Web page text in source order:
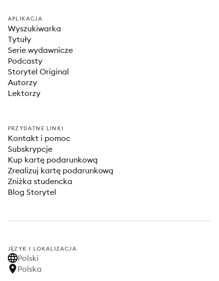
APLIKACJA
Wyszukiwarka
Tytuły
Serie wydawnicze
Podcasty
Storytel Original
Autorzy
Lektorzy
PRZYDATNE LINKI
Kontakt i pomoc
Subskrypcje
Kup kartę podarunkową
Zrealizuj kartę podarunkową
Zniżka studencka
Blog Storytel
JĘZYK I LOKALIZACJA
Polski
Polska